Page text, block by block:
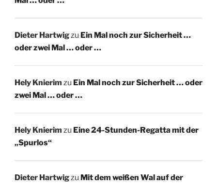
Dieter Hartwigzu Ein Mal noch zur Sicherheit …
oder zwei Mal … oder …
Hely Knierim zu Ein Mal noch zur Sicherheit … oder
zwei Mal … oder …
Hely Knierim zu Eine 24-Stunden-Regatta mit der
„Spurlos“
Dieter Hartwigzu Mit dem weißen Wal auf der